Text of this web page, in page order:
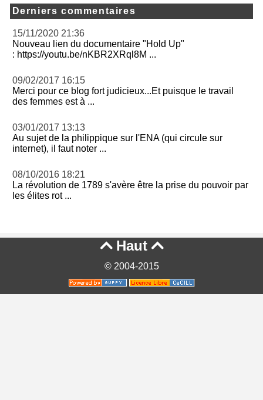
Derniers commentaires
15/11/2020 21:36
Nouveau lien du documentaire "Hold Up"
: https://youtu.be/nKBR2XRql8M ...
09/02/2017 16:15
Merci pour ce blog fort judicieux...Et puisque le travail
des femmes est à ...
03/01/2017 13:13
Au sujet de la philippique sur l'ENA (qui circule sur
internet), il faut noter ...
08/10/2016 18:21
La révolution de 1789 s'avère être la prise du pouvoir par
les élites rot ...
Haut 
© 2004-2015